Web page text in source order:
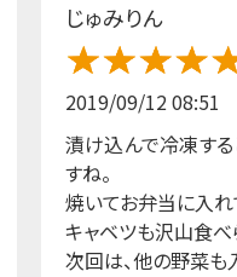
じゅみりん
2019/09/12 08:51
漬け込んで冷凍する
すね。
焼いてお弁当に入れ
キャベツも沢山食べ
次回は、他の野菜も